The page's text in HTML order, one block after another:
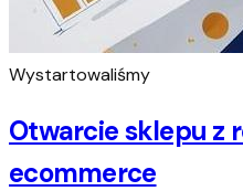
Wystartowaliśmy
Otwarcie sklepu z
ecommerce